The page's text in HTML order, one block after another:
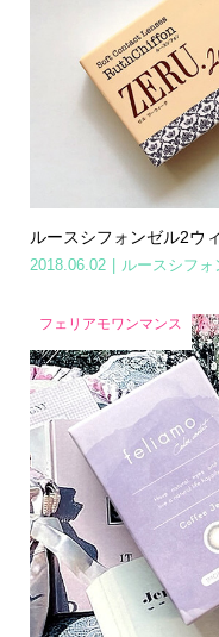
ルースシフォンゼル2ウ
2018.06.02 ルースシフ
フェリアモワンマンス
Home Share